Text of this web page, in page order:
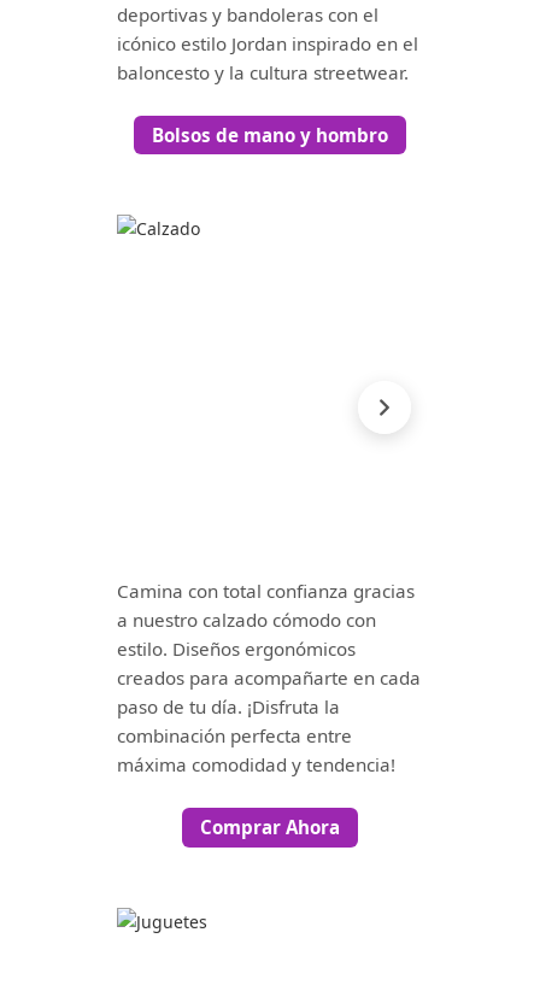
deportivas y bandoleras con el
icónico estilo Jordan inspirado en el
baloncesto y la cultura streetwear.
Bolsos de mano y hombro
Camina con total confianza gracias
a nuestro calzado cómodo con
estilo. Diseños ergonómicos
creados para acompañarte en cada
paso de tu día. ¡Disfruta la
combinación perfecta entre
máxima comodidad y tendencia!
Comprar Ahora